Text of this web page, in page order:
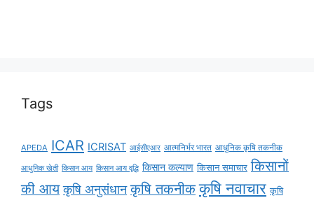
Tags
APEDA ICAR ICRISAT आईसीएआर आत्मनिर्भर भारत आधुनिक कृषि तकनीक
आधुनिक खेती किसान आय किसान आय वृद्धि किसान कल्याण किसान समाचार किसानों
की आय कृषि अनुसंधान कृषि तकनीक कृषि नवाचार कृषि